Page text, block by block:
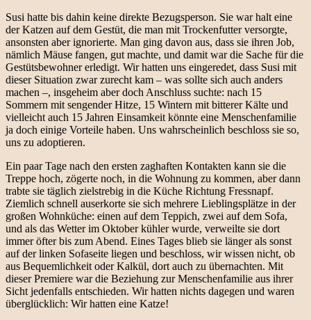
Susi hatte bis dahin keine direkte Bezugsperson. Sie war halt eine
der Katzen auf dem Gestüt, die man mit Trockenfutter versorgte,
ansonsten aber ignorierte. Man ging davon aus, dass sie ihren Job,
nämlich Mäuse fangen, gut machte, und damit war die Sache für die
Gestütsbewohner erledigt. Wir hatten uns eingeredet, dass Susi mit
dieser Situation zwar zurecht kam – was sollte sich auch anders
machen –, insgeheim aber doch Anschluss suchte: nach 15
Sommern mit sengender Hitze, 15 Wintern mit bitterer Kälte und
vielleicht auch 15 Jahren Einsamkeit könnte eine Menschenfamilie
ja doch einige Vorteile haben. Uns wahrscheinlich beschloss sie so,
uns zu adoptieren.
Ein paar Tage nach den ersten zaghaften Kontakten kann sie die
Treppe hoch, zögerte noch, in die Wohnung zu kommen, aber dann
trabte sie täglich zielstrebig in die Küche Richtung Fressnapf.
Ziemlich schnell auserkorte sie sich mehrere Lieblingsplätze in der
großen Wohnküche: einen auf dem Teppich, zwei auf dem Sofa,
und als das Wetter im Oktober kühler wurde, verweilte sie dort
immer öfter bis zum Abend. Eines Tages blieb sie länger als sonst
auf der linken Sofaseite liegen und beschloss, wir wissen nicht, ob
aus Bequemlichkeit oder Kalkül, dort auch zu übernachten. Mit
dieser Premiere war die Beziehung zur Menschenfamilie aus ihrer
Sicht jedenfalls entschieden. Wir hatten nichts dagegen und waren
überglücklich: Wir hatten eine Katze!